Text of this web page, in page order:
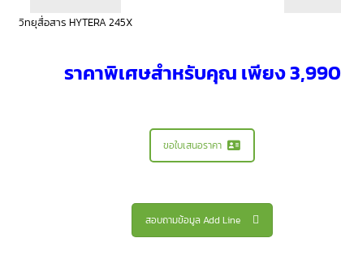
วิทยุสื่อสาร HYTERA 245X
ราคาพิเศษสำหรับคุณ เพียง 3,990
ขอใบเสนอราคา
สอบถามข้อมูล Add Line